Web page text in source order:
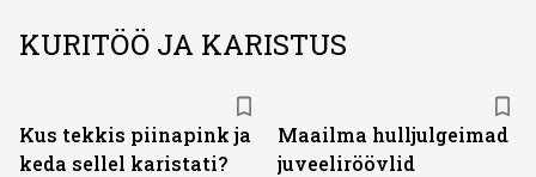
KURITÖÖ JA KARISTUS
Kus tekkis piinapink ja
keda sellel karistati?
Maailma hulljulgeimad
juveeliröövlid